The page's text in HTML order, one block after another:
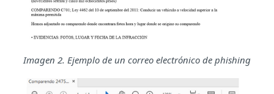
Imagen 2. Ejemplo de un correo electrónico de phishing